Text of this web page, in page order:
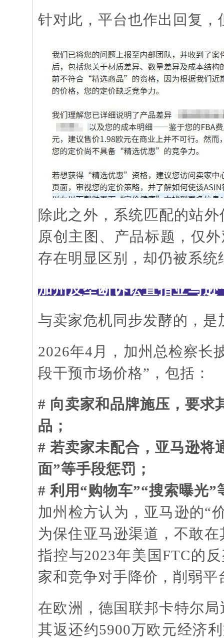
针对此，平台也作出回复，
除此之外，系统匹配的站
原创主图、产品标题，仅
存在明显区别，却仍被系
加州反垄断诉讼直指亚马逊
与卖家危机同步发酵的，
2026年4月，加州总检察长
段干预市场价格”，包括：
# 向卖家和品牌施压，要求
品；
# 若卖家未配合，亚马逊将
面”等手段惩罚；
# 利用“购物车”“搜索曝光
加州检方认为，亚马逊的“
为保住亚马逊渠道，不敢
指控与2023年美国FTC的
家和竞争对手降价，削弱平
在欧洲，德国联邦卡特尔
其返还约5900万欧元经济